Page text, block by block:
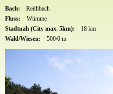
Bach:
Reithbach
Fluss:
Wümme
Stadtnah (City max. 5km):
18 km
Wald/Wiesen:
500/0 m